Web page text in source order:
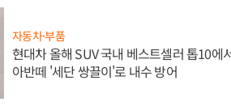
자동차·부품
현대차 올해 SUV 국내 베스트셀러 톱10에
아반떼 '세단 쌍끌이'로 내수 방어